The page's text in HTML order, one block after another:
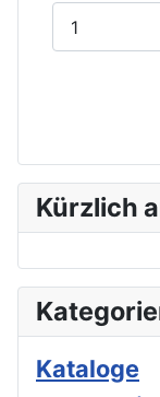
Kürzlich
Kataloge